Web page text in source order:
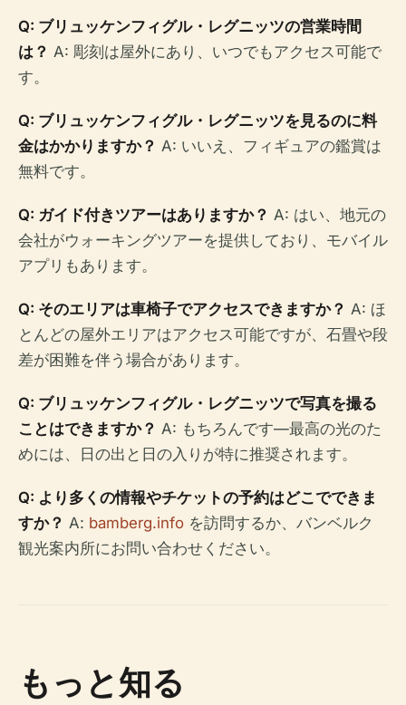
Q: ブリュッケンフィグル・レグニッツの営業時間
は？ A: 彫刻は屋外にあり、いつでもアクセス可能で
す。
Q: ブリュッケンフィグル・レグニッツを見るのに料
金はかかりますか？ A: いいえ、フィギュアの鑑賞は
無料です。
Q: ガイド付きツアーはありますか？ A: はい、地元の
会社がウォーキングツアーを提供しており、モバイル
アプリもあります。
Q: そのエリアは車椅子でアクセスできますか？ A: ほ
とんどの屋外エリアはアクセス可能ですが、石畳や段
差が困難を伴う場合があります。
Q: ブリュッケンフィグル・レグニッツで写真を撮る
ことはできますか？ A: もちろんです—最高の光のた
めには、日の出と日の入りが特に推奨されます。
Q: より多くの情報やチケットの予約はどこでできま
すか？ A: bamberg.info を訪問するか、バンベルク
観光案内所にお問い合わせください。
もっと知る